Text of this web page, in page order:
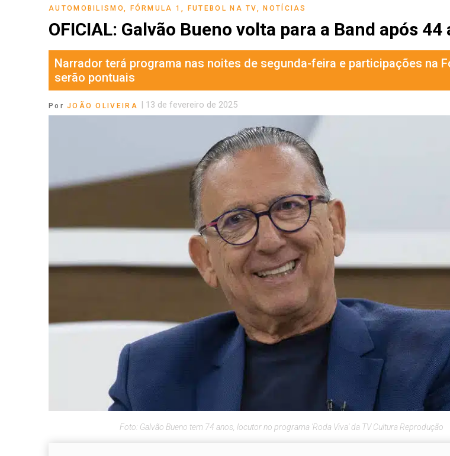
AUTOMOBILISMO, FÓRMULA 1, FUTEBOL NA TV, NOTÍCIAS
OFICIAL: Galvão Bueno volta para a Band após 44
Narrador terá programa nas noites de segunda-feira e participações na
serão pontuais
Por JOÃO OLIVEIRA | 13 de fevereiro de 2025
Foto: Galvão Bueno tem 74 anos, locutor no programa 'Roda Viva' da TV Cultura Reprodução